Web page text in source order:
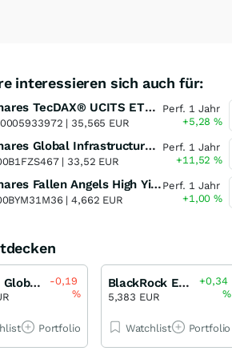
interessieren sich auch für:
iShares TecDAX® UCITS ETF (DE)
| 35,565 EUR
Perf. 1 Jahr
+5,28%
iShares Global Infrastructure UCITS ETF
| 33,52 EUR
Perf. 1 Jahr
+11,52%
iShares Fallen Angels High Yield Corporate Bond UCITS ETF
|4,662 EUR
Perf. 1 Jahr
+1,00%
iShares Global Infrastructure UCITS ETF
-0,19
%
Portfolio
BlackRock ESG Multi-Asset Conservative Portfolio UCITS ETF
5,383 EUR
+0,34
%
Watchlist Portfolio